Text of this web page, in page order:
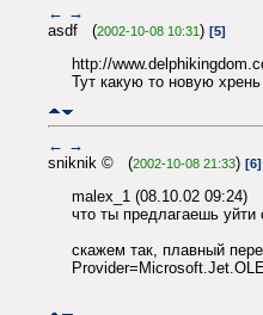
← →
asdf (2002-10-08 10:31) [5]
http://
Тут какую то новую
← →
sniknik © (2002-10-08 21:33) [6]
malex_1 (08.10.02 09:24)
что ты предлагаешь уйти
скажем так, плавный